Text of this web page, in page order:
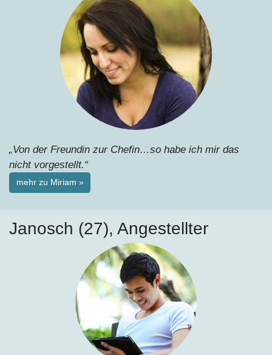
„Von der Freundin zur Chefin…so habe ich mir das
nicht vorgestellt.“
mehr zu Miriam »
Janosch (27), Angestellter